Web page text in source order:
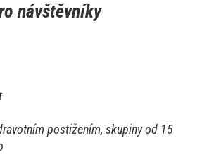
návštěvníky
6 do 17 let
postižením, skupiny od 15